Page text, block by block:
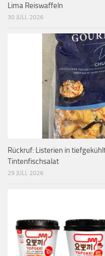
Lima Reiswaffeln
30 JULI, 2026
Rückruf: Listerien in
Tintenfischsalat
29 JULI, 2026